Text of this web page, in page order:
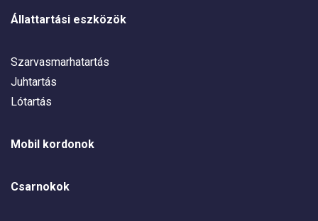
Állattartási eszközök
Szarvasmarhatartás
Juhtartás
Lótartás
Mobil kordonok
Csarnokok